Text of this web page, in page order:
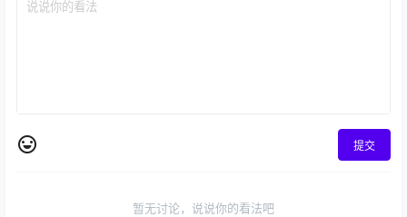
提交
暂无讨论，说说你的看法吧